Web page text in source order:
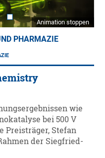
Animation stoppen
PHARMAZIE
wie
bei 500 V
Preisträger, Stefan
der Siegfried-